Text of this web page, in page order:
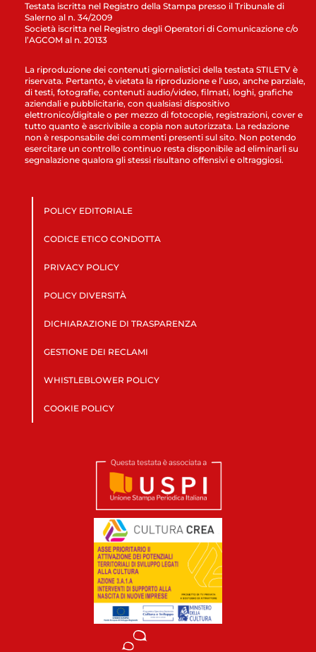
Testata iscritta nel Registro della Stampa presso il Tribunale di
Salerno al n. 34/2009
Società iscritta nel Registro degli Operatori di Comunicazione c/o
l’AGCOM al n. 20133
La riproduzione dei contenuti giornalistici della testata STILETV è
riservata. Pertanto, è vietata la riproduzione e l’uso, anche parziale,
di testi, fotografie, contenuti audio/video, filmati, loghi, grafiche
aziendali e pubblicitarie, con qualsiasi dispositivo
elettronico/digitale o per mezzo di fotocopie, registrazioni, cover e
tutto quanto è ascrivibile a copia non autorizzata. La redazione
non è responsabile dei commenti presenti sul sito. Non potendo
esercitare un controllo continuo resta disponibile ad eliminarli su
segnalazione qualora gli stessi risultano offensivi e oltraggiosi.
POLICY EDITORIALE
CODICE ETICO CONDOTTA
PRIVACY POLICY
POLICY DIVERSITÀ
DICHIARAZIONE DI TRASPARENZA
GESTIONE DEI RECLAMI
WHISTLEBLOWER POLICY
COOKIE POLICY